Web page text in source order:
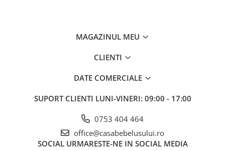
Biberoane, tetine, accesorii
Saltele, lenjerii de patut si accesorii
Perne, pilote si pozitionatoare
MAGAZINUL MEU
CLIENTI
DATE COMERCIALE
SUPORT CLIENTI LUNI-VINERI: 09:00 - 17:00
0753 404 464
office@casabebelusului.ro
SOCIAL URMARESTE-NE IN SOCIAL MEDIA